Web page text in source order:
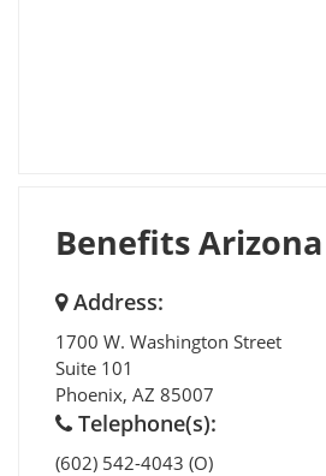
Benefits
Address:
1700 W. Washington Street
Suite 101
Phoenix, AZ 85007
Telephone(s):
(602) 542-4043 (O)